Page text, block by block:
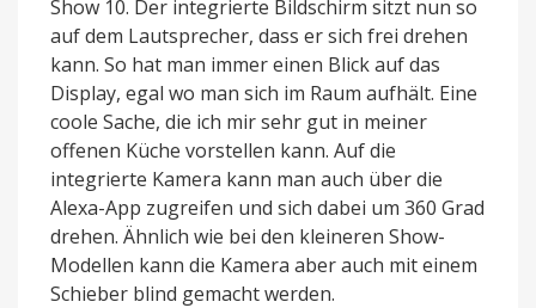
Show 10. Der integrierte Bildschirm sitzt nun so
auf dem Lautsprecher, dass er sich frei drehen
kann. So hat man immer einen Blick auf das
Display, egal wo man sich im Raum aufhält. Eine
coole Sache, die ich mir sehr gut in meiner
offenen Küche vorstellen kann. Auf die
integrierte Kamera kann man auch über die
Alexa-App zugreifen und sich dabei um 360 Grad
drehen. Ähnlich wie bei den kleineren Show-
Modellen kann die Kamera aber auch mit einem
Schieber blind gemacht werden.